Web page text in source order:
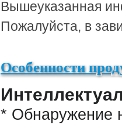
Вышеуказанная
Пожалуйста, в
Особенности
* Обнаружение